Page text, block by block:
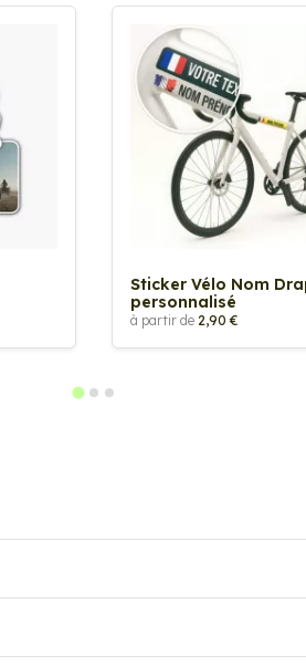
Sticker Vélo Nom
personnalisé
à partir de 2,90 €